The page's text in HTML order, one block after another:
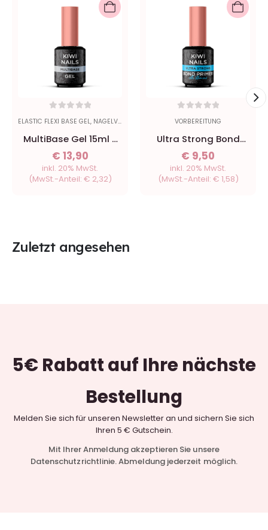
ELASTIC FLEXI BASE GEL, NAGELVERLÄNGERUNG NEUHEITEN,SCHABLONEN
MultiBase Gel 15ml -
Kiwi Nails
€ 13,90
inkl. 20% MwSt.
(MwSt.-Anteil: € 2,32)
VORBEREITUNG
Ultra Strong Bond
Primer ohne Säure
15ml - Kiwi Nails
€ 9,50
inkl. 20% MwSt.
(MwSt.-Anteil: € 1,58)
Zuletzt angesehen
5€ Rabattauf Ihre nächste
Bestellung
Melden Sie sich für unseren Newsletter an und sichern Sie sich
Ihren 5 € Gutschein.
Mit Ihrer Anmeldung akzeptieren Sie unsere
Datenschutzrichtlinie. Abmeldung jederzeit möglich.